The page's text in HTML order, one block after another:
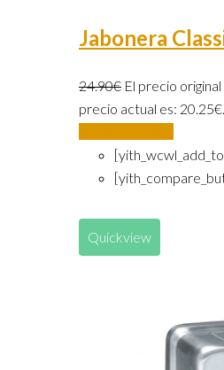
Jabonera
24.90€ El precio
precio actual es: 20.25€.
Quickview